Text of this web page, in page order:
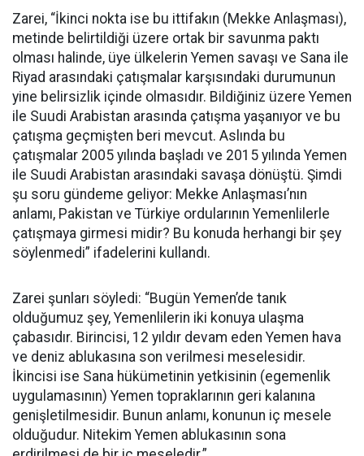
Zarei, “İkinci nokta ise bu ittifakın (Mekke Anlaşması),
metinde belirtildiği üzere ortak bir savunma paktı
olması halinde, üye ülkelerin Yemen savaşı ve Sana ile
Riyad arasındaki çatışmalar karşısındaki durumunun
yine belirsizlik içinde olmasıdır. Bildiğiniz üzere Yemen
ile Suudi Arabistan arasında çatışma yaşanıyor ve bu
çatışma geçmişten beri mevcut. Aslında bu
çatışmalar 2005 yılında başladı ve 2015 yılında Yemen
ile Suudi Arabistan arasındaki savaşa dönüştü. Şimdi
şu soru gündeme geliyor: Mekke Anlaşması’nın
anlamı, Pakistan ve Türkiye ordularının Yemenlilerle
çatışmaya girmesi midir? Bu konuda herhangi bir şey
söylenmedi” ifadelerini kullandı.
Zarei şunları söyledi: “Bugün Yemen’de tanık
olduğumuz şey, Yemenlilerin iki konuya ulaşma
çabasıdır. Birincisi, 12 yıldır devam eden Yemen hava
ve deniz ablukasına son verilmesi meselesidir.
İkincisi ise Sana hükümetinin yetkisinin (egemenlik
uygulamasının) Yemen topraklarının geri kalanına
genişletilmesidir. Bunun anlamı, konunun iç mesele
olduğudur. Nitekim Yemen ablukasının sona